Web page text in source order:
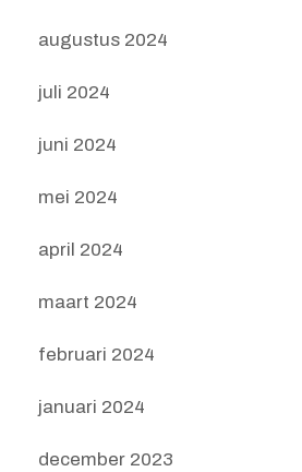
augustus 2024
juli 2024
juni 2024
mei 2024
april 2024
maart 2024
februari 2024
januari 2024
december 2023